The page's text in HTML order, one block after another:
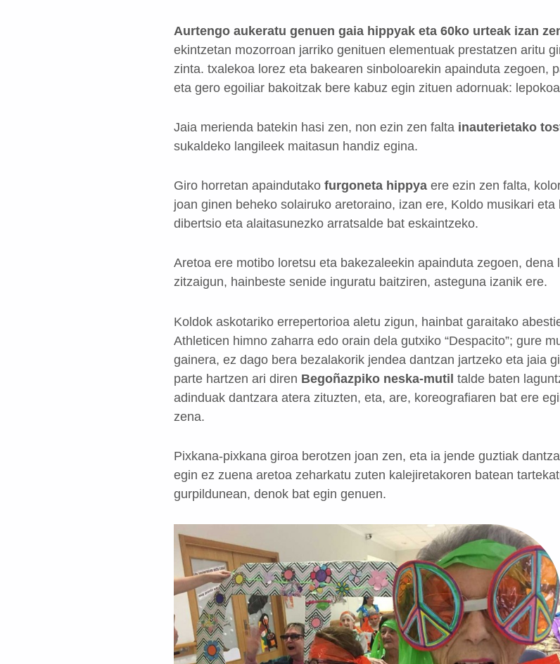
Aurtengo aukeratu genuen gaia hippyak eta 60ko urteak izan
ekintzetan mozorroan jarriko genituen elementuak prestatzen aritu
zinta. txalekoa lorez eta bakearen sinboloarekin apainduta zegoen,
eta gero egoiliar bakoitzak bere kabuz egin zituen adornuak:
Jaia merienda batekin hasi zen, non ezin zen falta inauterietako
sukaldeko langileek maitasun handiz egina.
Giro horretan apaindutako furgoneta hippya ere ezin zen falta,
joan ginen beheko solairuko aretoraino, izan ere, Koldo musikari
dibertsio eta alaitasunezko arratsalde bat eskaintzeko.
Aretoa ere motibo loretsu eta bakezaleekin apainduta zegoen, dena
zitzaigun, hainbeste senide inguratu baitziren, asteguna izanik ere.
Koldok askotariko errepertorioa aletu zigun, hainbat garaitako
Athleticen himno zaharra edo orain dela gutxiko “Despacito”; gure
gainera, ez dago bera bezalakorik jendea dantzan jartzeko eta jaia
parte hartzen ari diren Begoñazpiko neska-mutil talde baten
adinduak dantzara atera zituzten, eta, are, koreografiaren bat ere
zena.
Pixkana-pixkana giroa berotzen joan zen, eta ia jende guztiak
egin ez zuena aretoa zeharkatu zuten kalejiretakoren batean
gurpildunean, denok bat egin genuen.